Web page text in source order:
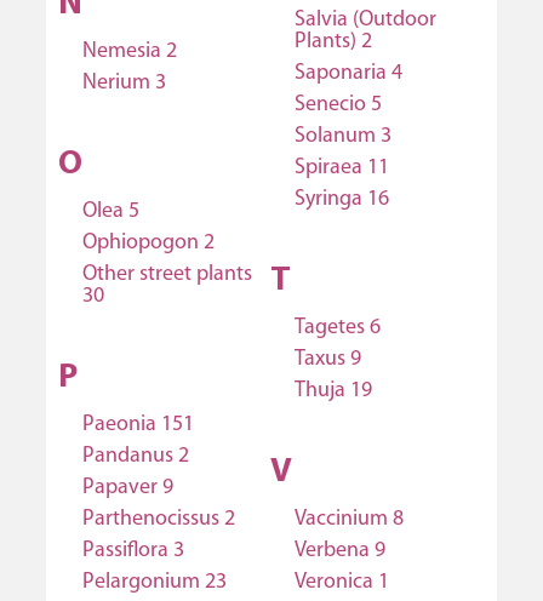
Nemesia 2
Nerium 3
O
Olea 5
Ophiopogon 2
Other street plants
30
P
Paeonia 151
Pandanus 2
Papaver 9
Parthenocissus 2
Passiflora 3
Pelargonium 23
Salvia (Outdoor
Plants) 2
Saponaria 4
Senecio 5
Solanum 3
Spiraea 11
Syringa 16
T
Tagetes 6
Taxus 9
Thuja 19
V
Vaccinium 8
Verbena 9
Veronica 1